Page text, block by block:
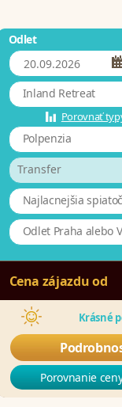
Odlet
Inland Retreat
Porovnať
Polpenzia
Transfer
Najlacnejšia
Odlet Praha alebo
Cena zájazdu od
Krásné
Porovnanie